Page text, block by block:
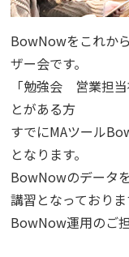
BowNowをこれか
ザー会です。
「勉強会 営業担
とがある方
すでにMAツール
となります。
BowNowのデータ
講習となっておりま
BowNow運用のご